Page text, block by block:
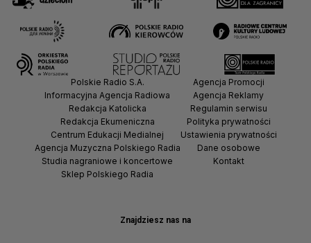
Znajdziesz nas na
Polskie Radio S.A.
Informacyjna Agencja Radiowa
Redakcja Katolicka
Redakcja Ekumeniczna
Centrum Edukacji Medialnej
Agencja Muzyczna Polskiego Radia
Studia nagraniowe i koncertowe
Sklep Polskiego Radia
Agencja Promocji
Agencja Reklamy
Regulamin serwisu
Polityka prywatności
Ustawienia prywatności
Dane osobowe
Kontakt